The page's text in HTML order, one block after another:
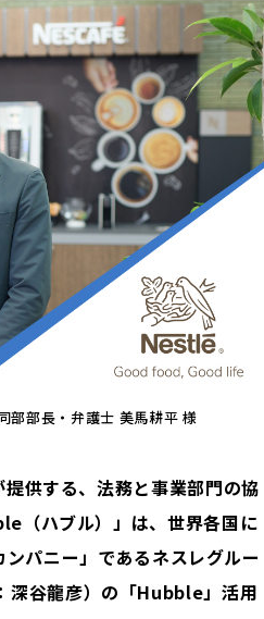
部部長・弁護士 美馬耕平 様
供する、法務と事業部門の協
（ハブル）」は、世界各国に
パニー」であるネスレグルー
深谷龍彦）の「Hubble」活用